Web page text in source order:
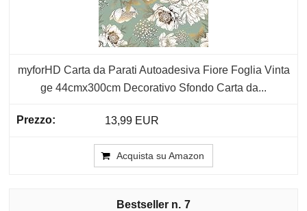
myforHD Carta da Parati Autoadesiva Fiore Foglia Vinta
ge 44cmx300cm Decorativo Sfondo Carta da...
13,99 EUR
Acquista su Amazon
7